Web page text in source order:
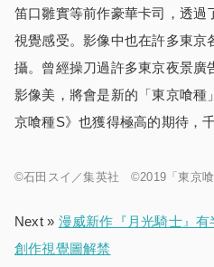
笛口雛實等前作豪華卡司，透過
視覺感受。影像中也在許多東京
攝。曾經操刀過許多東京夜景廣
影像美，將會是新的「東京喰種
京喰種S》也獲得極高的期待，
©石田スイ／集英社 ©2019「東京喰
Next » 漫威新作『月光騎士』有
創作視覺圖解禁